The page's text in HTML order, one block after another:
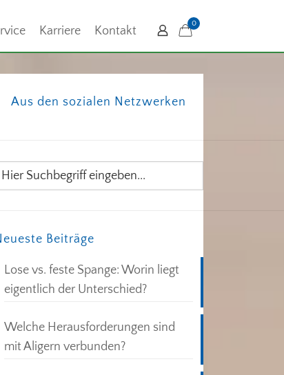
Karriere Kontakt
0
Aus den sozialen Netzwerken
Beiträge
Lose vs. feste Spange: Worin liegt
eigentlich der Unterschied?
Welche Herausforderungen sind
mit Aligern verbunden?